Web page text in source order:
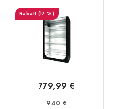
(17 %)
779,99 €
940 €